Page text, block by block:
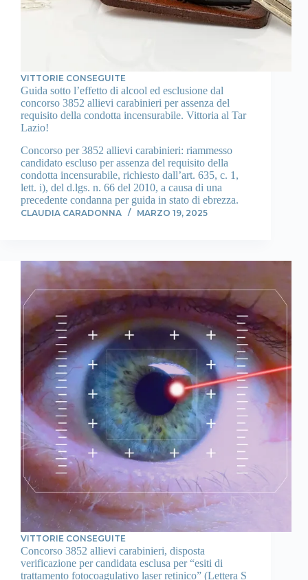
VITTORIE CONSEGUITE
Guida sotto l’effetto di alcool ed esclusione dal
concorso 3852 allievi carabinieri per assenza del
requisito della condotta incensurabile. Vittoria al Tar
Lazio!
Concorso per 3852 allievi carabinieri: riammesso
candidato escluso per assenza del requisito della
condotta incensurabile, richiesto dall’art. 635, c. 1,
lett. i), del d.lgs. n. 66 del 2010, a causa di una
precedente condanna per guida in stato di ebrezza.
CLAUDIA CARADONNA MARZO 19, 2025
VITTORIE CONSEGUITE
Concorso 3852 allievi carabinieri, disposta
verificazione per candidata esclusa per “esiti di
trattamento fotocoagulativo laser retinico” (Lettera S